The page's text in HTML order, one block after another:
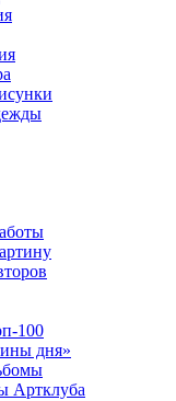
100
дня»
Артклуба